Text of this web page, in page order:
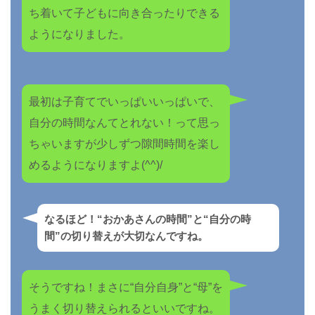
ち着いて子どもに向き合ったりできる
ようになりました。
最初は子育てでいっぱいいっぱいで、
自分の時間なんてとれない！って思っ
ちゃいますが少しずつ隙間時間を楽し
めるようになりますよ(^^)/
なるほど！“おかあさんの時間”と“自分の時
間”の切り替えが大切なんですね。
そうですね！まさに“自分自身”と“母”を
うまく切り替えられるといいですね。